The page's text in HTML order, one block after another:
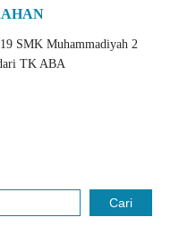
SMK Muhammadiyah 2
TK ABA
Cari